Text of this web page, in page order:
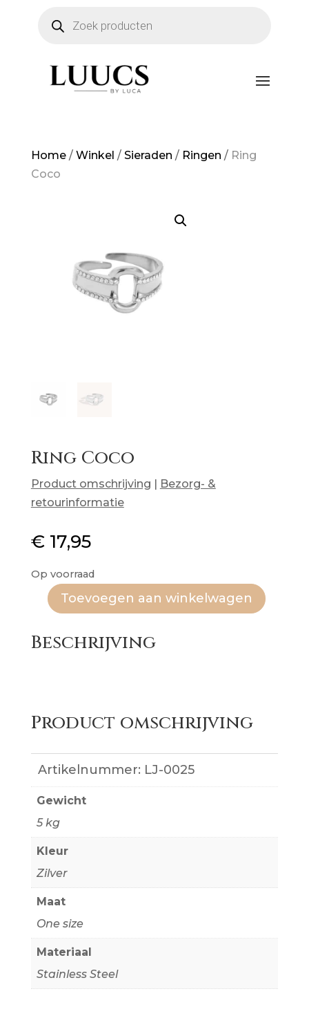
zoeken
Home/ Winkel / Sieraden / Ringen / Ring
Coco
Ring Coco
Product omschrijving | Bezorg- &
retourinformatie
€17,95
Op voorraad
Ring
aantal
Toevoegen aan winkelwagen
Beschrijving
Product omschrijving
Artikelnummer: LJ-0025
Gewicht
5 kg
Kleur
Zilver
Maat
One size
Materiaal
Stainless Steel